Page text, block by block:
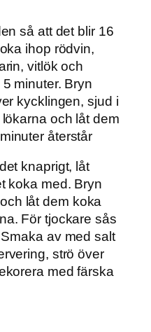
så att det blir 16
ihop rödvin,
vitlök och
minuter. Bryn
kycklingen, sjud i
och låt dem
återstår
knaprigt, låt
koka med. Bryn
låt dem koka
För tjockare sås
av med salt
strö över
med färska